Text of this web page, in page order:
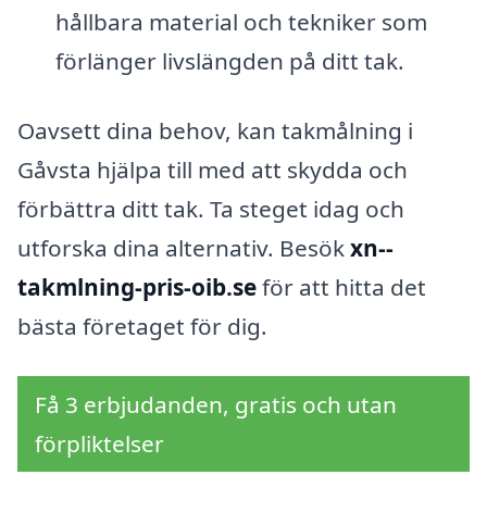
hållbara material och tekniker som
förlänger livslängden på ditt tak.
Oavsett dina behov, kan takmålning i
Gåvsta hjälpa till med att skydda och
förbättra ditt tak. Ta steget idag och
utforska dina alternativ. Besökxn--
takmlning-pris-oib.seför att hitta det
bästa företaget för dig.
Få 3 erbjudanden, gratis och utan
förpliktelser